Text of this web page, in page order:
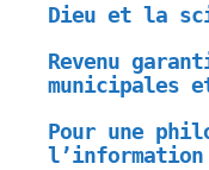
Dieu et la
Revenu
municipales
Pour une
l’information